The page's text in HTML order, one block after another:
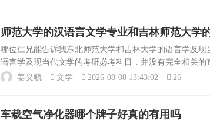
师范大学的汉语言文学专业和吉林师范大学
哪位仁兄能告诉我东北师范大学和吉林大学的语言学
语言学及现当代文学的考研必考科目，并没有完全相关的
取相关信息：查询官网：东北师范大学和吉林大学的官方
姜义毓 文学 2026-08-08 13:43:02 26
车载空气净化器哪个牌子好真的有用吗